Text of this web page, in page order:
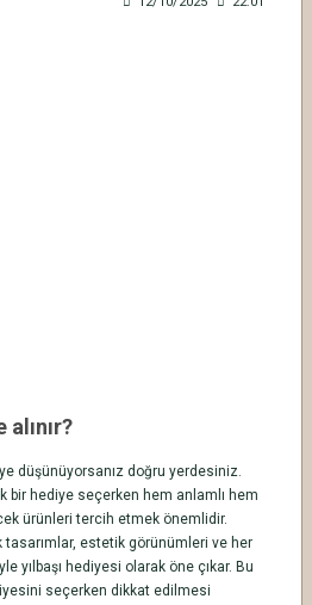
alınır?
düşünüyorsanız doğru yerdesiniz.
bir hediye seçerken hem anlamlı hem
ürünleri tercih etmek önemlidir.
tasarımlar, estetik görünümleri ve her
yılbaşı hediyesi olarak öne çıkar. Bu
seçerken dikkat edilmesi